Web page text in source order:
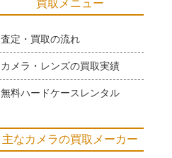
買取メニュー
査定・買取の流れ
カメラ・レンズの買取実績
無料ハードケースレンタル
主なカメラの買取メーカー